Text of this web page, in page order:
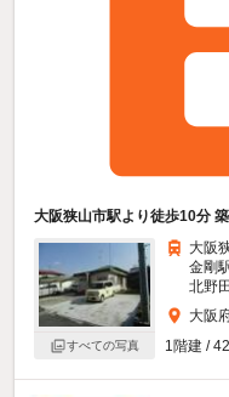
大阪狭山市駅より徒歩10分
すべての写真
大阪
金剛
北野
大阪
1階建 /